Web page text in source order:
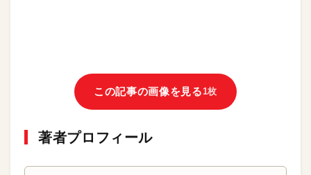
この記事の画像を見る 1枚
著者プロフィール